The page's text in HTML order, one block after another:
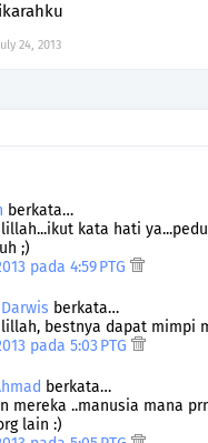
July 24, 2013
berkata…
kata hati
;)
pada 4:59 PTG
berkata…
bestnya dapat mimpi
pada 5:03 PTG
berkata…
mereka ..manusia mana
lain :)